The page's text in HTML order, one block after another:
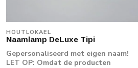
HOUTLOKAEL
Naamlamp DeLuxe Tipi
Gepersonaliseerd met eigen naam!
LET OP: Omdat de producten